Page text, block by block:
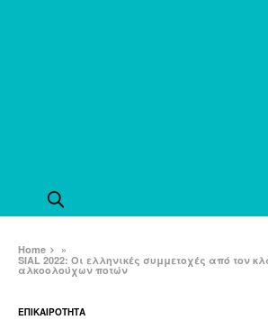
Home
»
SIAL 2022: Οι ελληνικές συμμετοχές από τον
αλκοολούχων ποτών
ΕΠΙΚΑΙΡΟΤΗΤΑ